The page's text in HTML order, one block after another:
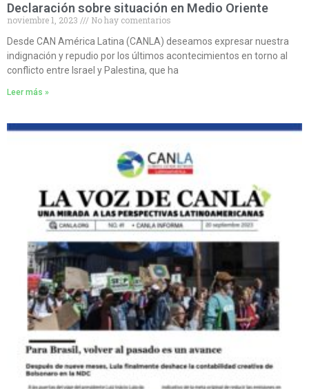
Declaración sobre situación en Medio Oriente
noviembre 1, 2023
No hay comentarios
Desde CAN América Latina (CANLA) deseamos expresar nuestra
indignación y repudio por los últimos acontecimientos en torno al
conflicto entre Israel y Palestina, que ha
Leer más »